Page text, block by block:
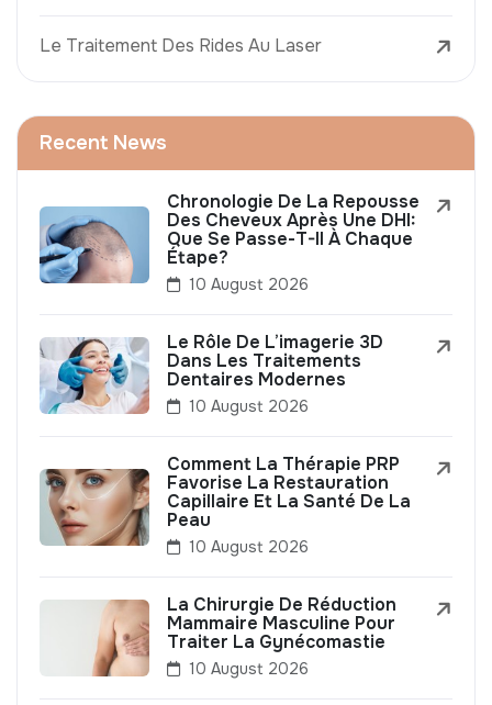
Le Traitement Des Rides Au Laser
Recent News
Chronologie De La Repousse
Des Cheveux Après Une DHI:
Que Se Passe-T-Il À Chaque
Étape?
10 August 2026
Le Rôle De L’imagerie 3D
Dans Les Traitements
Dentaires Modernes
10 August 2026
Comment La Thérapie PRP
Favorise La Restauration
Capillaire Et La Santé De La
Peau
10 August 2026
La Chirurgie De Réduction
Mammaire Masculine Pour
Traiter La Gynécomastie
10 August 2026